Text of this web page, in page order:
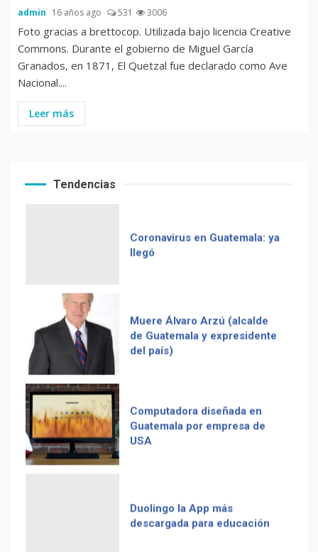
admin 16 años ago 531 3006
Foto gracias a brettocop. Utilizada bajo licencia Creative
Commons. Durante el gobierno de Miguel García
Granados, en 1871, El Quetzal fue declarado como Ave
Nacional....
Leer más
Tendencias
Zompopos de Mayo en
Guatemala
Muere Álvaro Arzú (alcalde
de Guatemala y expresidente
del país)
Computadora diseñada en
Guatemala por empresa de
USA
Duolingo la App más
descargada para educación
Tenor guatemalteco gana
concurso de Plácido Domingo
Recetas del fiambre
guatemalteco
Adiós Cédula de Vecindad
La Multiplicación de las